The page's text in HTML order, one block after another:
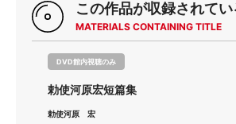
この作品が収録されて
MATERIALS CONTAINING TITLE
DVD館内視聴のみ
勅使河原宏短篇集
勅使河原 宏